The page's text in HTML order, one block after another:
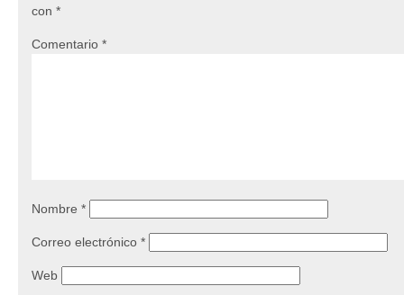
con *
Comentario *
Nombre *
Correo electrónico *
Web